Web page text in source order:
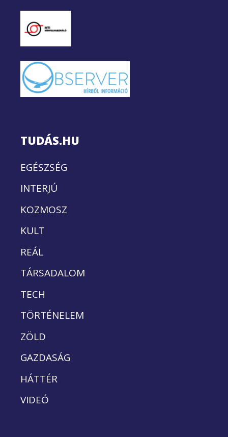
TUDÁS.HU
EGÉSZSÉG
INTERJÚ
KOZMOSZ
KULT
REÁL
TÁRSADALOM
TECH
TÖRTÉNELEM
ZÖLD
GAZDASÁG
HÁTTÉR
VIDEÓ